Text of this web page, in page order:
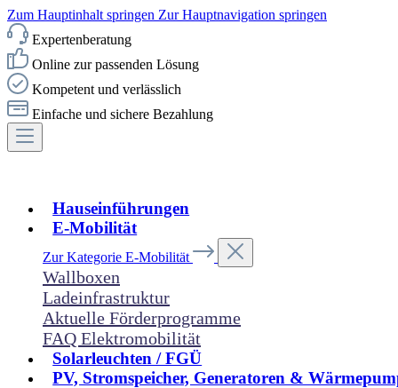
Zum Hauptinhalt springen Zur Hauptnavigation springen
Expertenberatung
Online zur passenden Lösung
Kompetent und verlässlich
Einfache und sichere Bezahlung
Hauseinführungen
E-Mobilität
Zur Kategorie E-Mobilität
Wallboxen
Ladeinfrastruktur
Aktuelle Förderprogramme
FAQ Elektromobilität
Solarleuchten / FGÜ
PV, Stromspeicher, Generatoren &